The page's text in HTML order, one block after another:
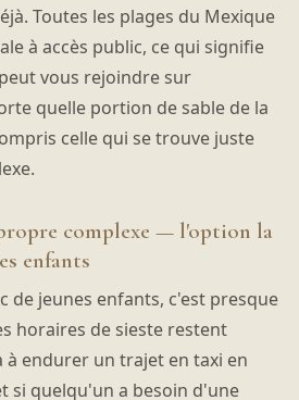
Toutes les plages du Mexique
à accès public, ce qui signifie
vous rejoindre sur
quelle portion de sable de la
celle qui se trouve juste
complexe — l'option la
enfants
de jeunes enfants, c'est presque
horaires de sieste restent
à endurer un trajet en taxi en
si quelqu'un a besoin d'une